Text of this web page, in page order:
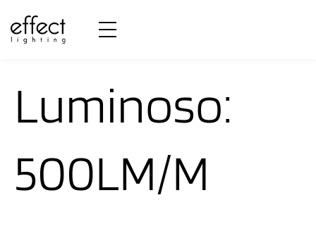
Fluxo
Luminoso:
500LM/M